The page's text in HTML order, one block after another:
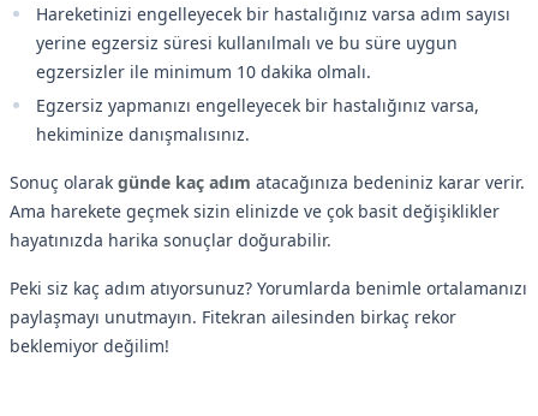
Hareketinizi engelleyecek bir hastalığınız varsa adım sayısı
yerine egzersiz süresi kullanılmalı ve bu süre uygun
egzersizler ile minimum 10 dakika olmalı.
Egzersiz yapmanızı engelleyecek bir hastalığınız varsa,
hekiminize danışmalısınız.
Sonuç olarak günde kaç adım atacağınıza bedeniniz karar verir.
Ama harekete geçmek sizin elinizde ve çok basit değişiklikler
hayatınızda harika sonuçlar doğurabilir.
Peki siz kaç adım atıyorsunuz? Yorumlarda benimle ortalamanızı
paylaşmayı unutmayın. Fitekran ailesinden birkaç rekor
beklemiyor değilim!